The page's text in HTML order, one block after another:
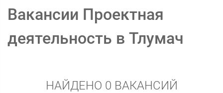
Вакансии Проектная
деятельность в Тлумач
НАЙДЕНО 0 ВАКАНСИЙ